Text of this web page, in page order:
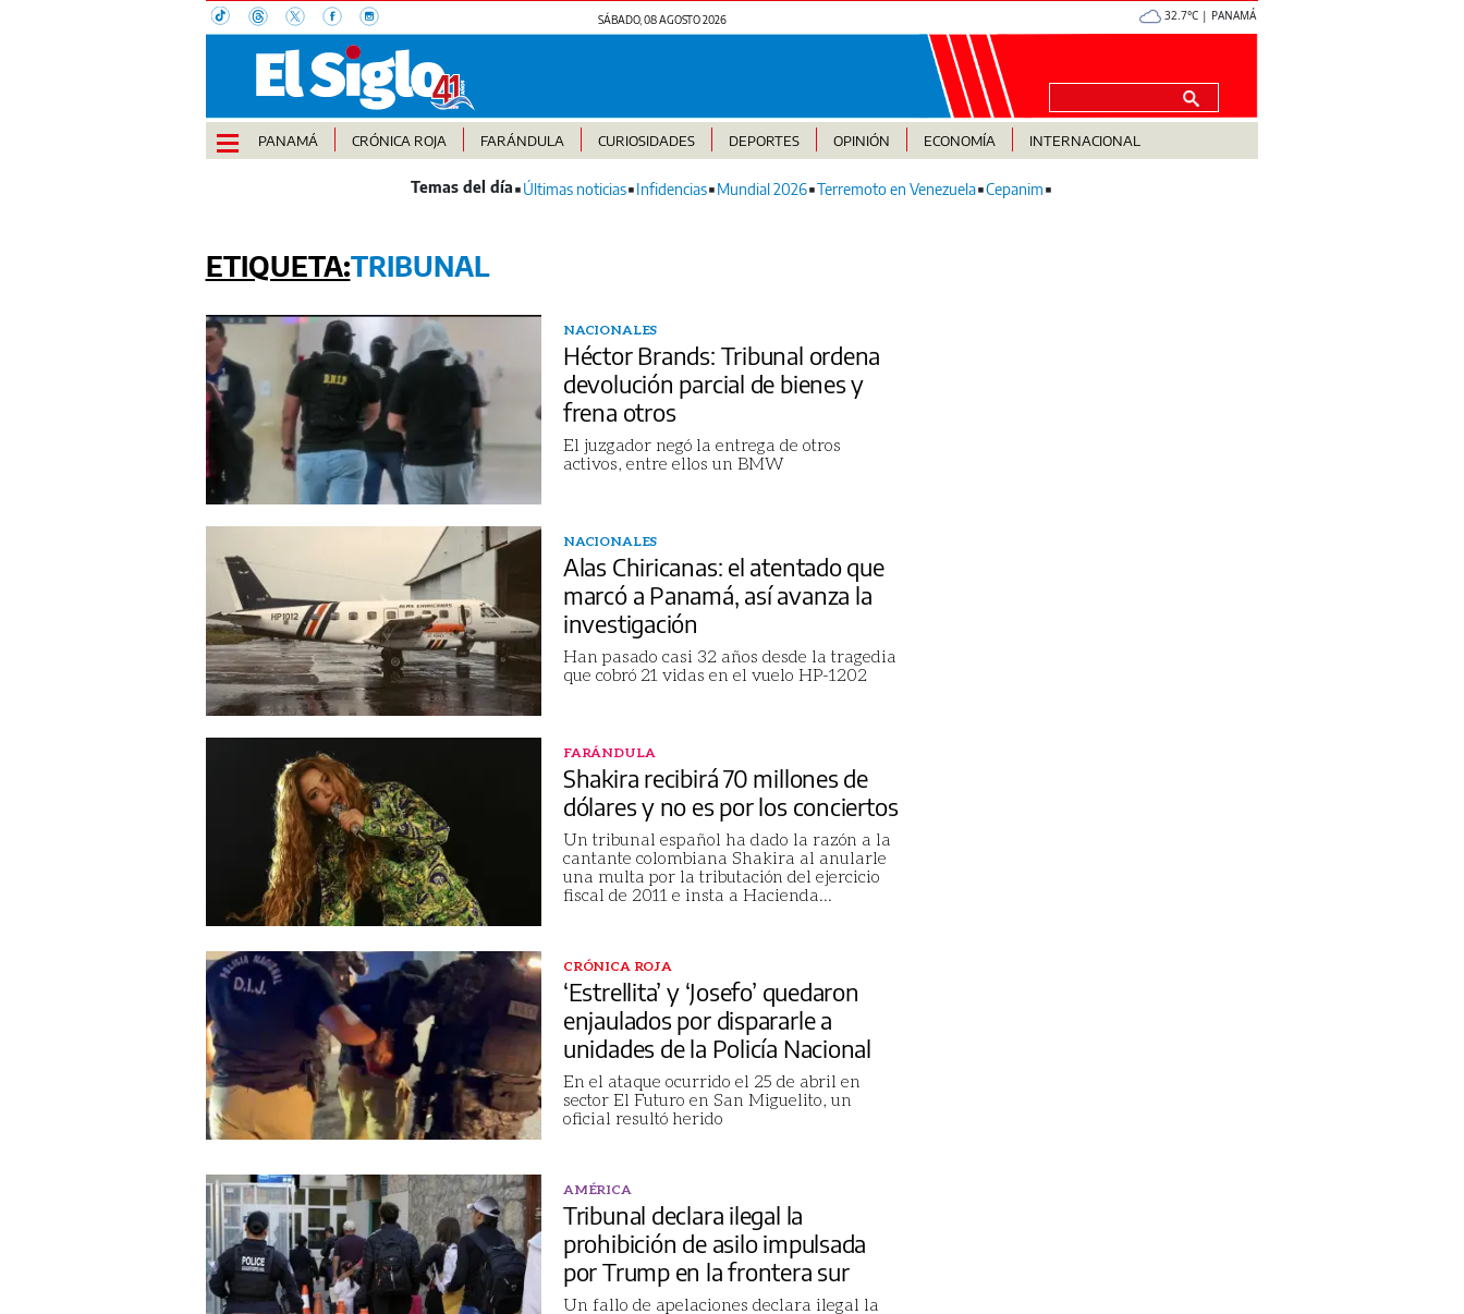
SÁBADO, 08 AGOSTO 2026 32.7°C | PANAMÁ
PANAMÁ CRÓNICA ROJA FARÁNDULA CURIOSIDADES DEPORTES OPINIÓN ECONOMÍA INTERNACIONAL
Últimas noticias Infidencias Mundial 2026 Terremoto en Venezuela Cepanim
TRIBUNAL
NACIONALES
Héctor Brands: Tribunal ordena
devolución parcial de bienes y
frena otros
El juzgador negó la entrega de otros
activos, entre ellos un BMW
NACIONALES
Alas Chiricanas: el atentado que
marcó a Panamá, así avanza la
investigación
Han pasado casi 32 años desde la tragedia
que cobró 21 vidas en el vuelo HP-1202
FARÁNDULA
Shakira recibirá 70 millones de
dólares y no es por los conciertos
Un tribunal español ha dado la razón a la
cantante colombiana Shakira al anularle
una multa por la tributación del ejercicio
fiscal de 2011 e insta a Hacienda
CRÓNICA ROJA
‘Estrellita’ y ‘Josefo’ quedaron
enjaulados por dispararle a
unidades de la Policía Nacional
En el ataque ocurrido el 25 de abril en
sector El Futuro en San Miguelito, un
oficial resultó herido
AMÉRICA
Tribunal declara ilegal la
prohibición de asilo impulsada
por Trump en la frontera sur
Un fallo de apelaciones declara ilegal la